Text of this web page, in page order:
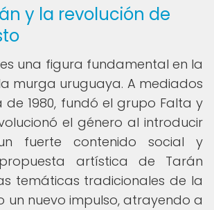
y la revolución de
una figura fundamental en la
murga uruguaya. A mediados
1980, fundó el grupo Falta y
el género al introducir
fuerte contenido social y
artística de Tarán
temáticas tradicionales de la
un nuevo impulso, atrayendo a